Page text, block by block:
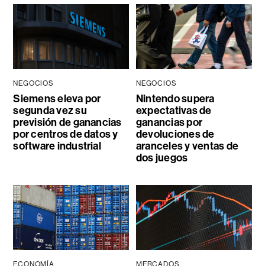
NEGOCIOS
Siemens eleva por
segunda vez su
previsión de ganancias
por centros de datos y
software industrial
NEGOCIOS
Nintendo supera
expectativas de
ganancias por
devoluciones de
aranceles y ventas de
dos juegos
ECONOMÍA MERCADOS